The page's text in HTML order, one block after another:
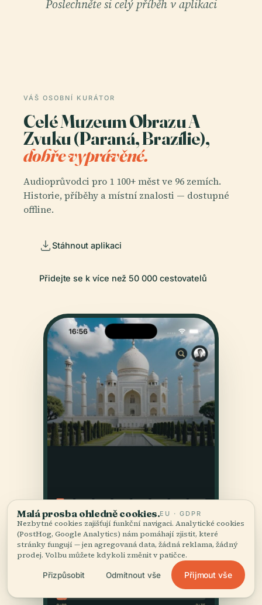
Poslechněte si celý příběh v aplikaci
VÁŠ OSOBNÍ KURÁTOR
Celé Muzeum Obrazu A
Zvuku (Paraná, Brazílie),
dobře vyprávěné.
Audioprůvodci pro 1 100+ měst ve 96 zemích.
Historie, příběhy a místní znalosti — dostupné
offline.
Stáhnout aplikaci
Přidejte se k více než 50 000 cestovatelů
Malá prosba ohledně cookies.EU · GDPR
Nezbytné cookies zajišťují funkční navigaci. Analytické cookies
(PostHog, Google Analytics) nám pomáhají zjistit, které
stránky fungují — jen agregovaná data, žádná reklama, žádný
prodej. Volbu můžete kdykoli změnit v patičce.
Přizpůsobit Odmítnout vše Přijmout vše